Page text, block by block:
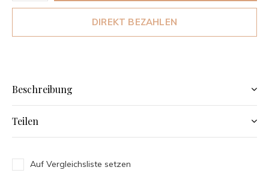
DIREKT BEZAHLEN
Beschreibung
Teilen
Auf Vergleichsliste setzen